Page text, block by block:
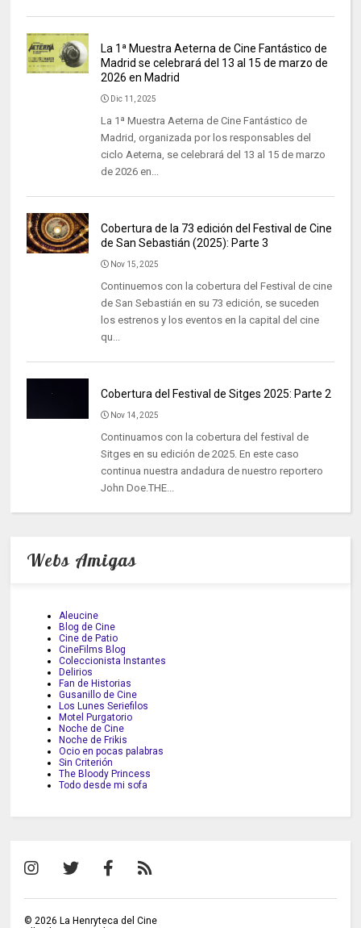
La 1ª Muestra Aeterna de Cine Fantástico de
Madrid se celebrará del 13 al 15 de marzo de
2026 en Madrid
Dic 11, 2025
La 1ª Muestra Aeterna de Cine Fantástico de
Madrid, organizada por los responsables del
ciclo Aeterna, se celebrará del 13 al 15 de marzo
de 2026 en...
Cobertura de la 73 edición del Festival de Cine
de San Sebastián (2025): Parte 3
Nov 15, 2025
Continuemos con la cobertura del Festival de cine
de San Sebastián en su 73 edición, se suceden
los estrenos y los eventos en la capital del cine
qu...
Cobertura del Festival de Sitges 2025: Parte 2
Nov 14, 2025
Continuamos con la cobertura del festival de
Sitges en su edición de 2025. En este caso
continua nuestra andadura de nuestro reportero
John Doe.THE...
Webs Amigas
Aleucine
Blog de Cine
Cine de Patio
CineFilms Blog
Coleccionista Instantes
Delirios
Fan de Historias
Gusanillo de Cine
Los Lunes Seriefilos
Motel Purgatorio
Noche de Cine
Noche de Frikis
Ocio en pocas palabras
Sin Criterión
The Bloody Princess
Todo desde mi sofa
©2026 La Henryteca del Cine